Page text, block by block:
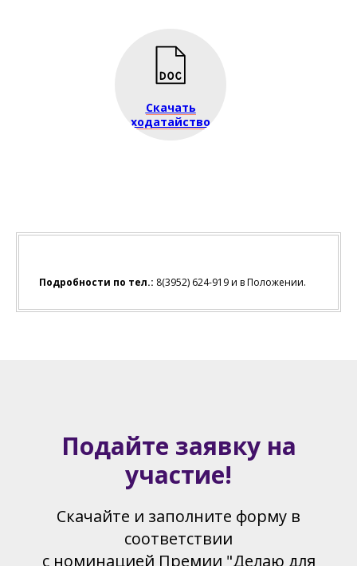
Скачать
ходатайство
Подробности по тел.: 8(3952) 624-919 и в Положении.
Подайте заявку на
участие!
Скачайте и заполните форму в
соответствии
с номинацией Премии "Делаю для